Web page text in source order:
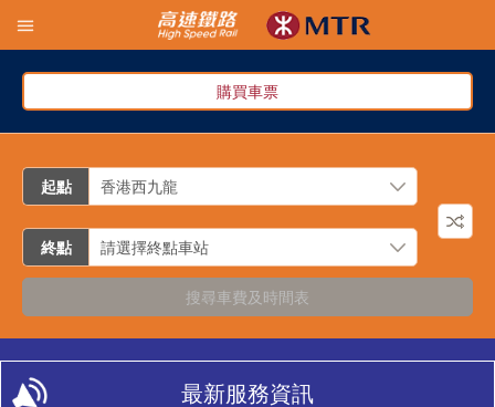
購買車票
起點
終點
搜尋車費及時間表
最新服務資訊